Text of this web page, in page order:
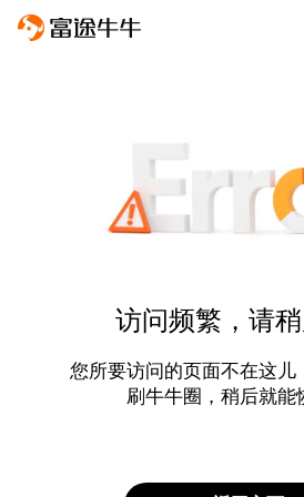
访问频繁，请
您所要访问的页面不在这儿
刷牛牛圈，稍后就能